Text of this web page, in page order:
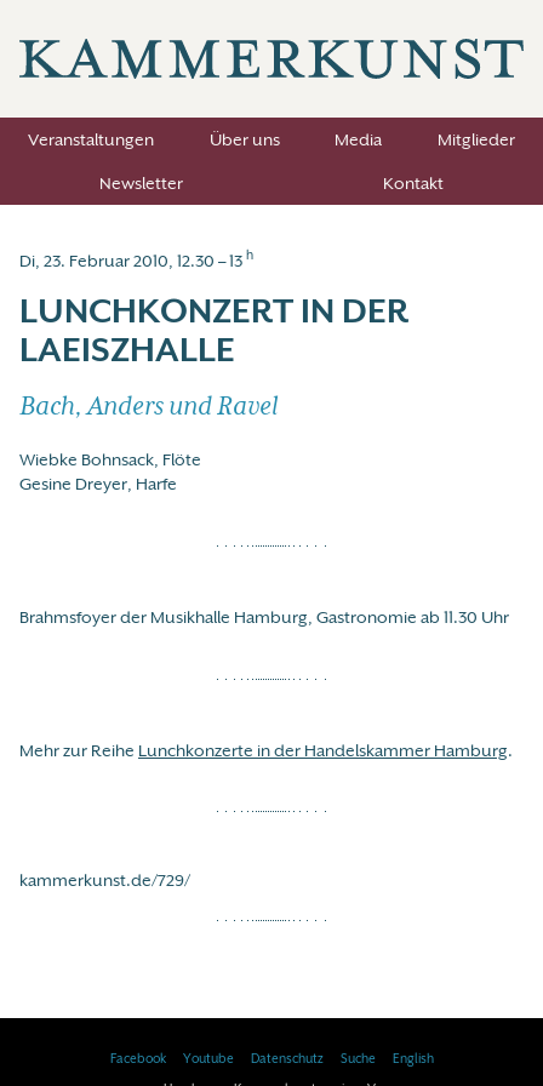
Veranstaltungen Über uns Media
Mitglieder
Newsletter
Kontakt
Di, 23. Februar 2010, 12.30 – 13 h
LUNCHKONZERT IN DER
LAEISZHALLE
Bach, Anders und Ravel
Wiebke Bohnsack, Flöte
Gesine Dreyer, Harfe
Brahmsfoyer der Musikhalle Hamburg, Gastronomie ab 11.30 Uhr
Mehr zur Reihe Lunchkonzerte in der Handelskammer Hamburg.
kammerkunst.de/729/
Facebook Youtube Datenschutz Suche
English